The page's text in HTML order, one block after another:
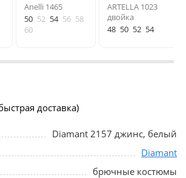
Anelli 1465
50 52 54 56 58
60
ARTELLA 1023
двойка
48 50 52 54
доставка)
Diamant 2157 джинс, белый
Diamant
брючные костюмы